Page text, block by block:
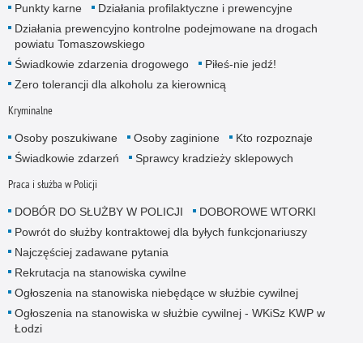
Punkty karne
Działania profilaktyczne i prewencyjne
Działania prewencyjno kontrolne podejmowane na drogach
powiatu Tomaszowskiego
Świadkowie zdarzenia drogowego
Piłeś-nie jedź!
Zero tolerancji dla alkoholu za kierownicą
Kryminalne
Osoby poszukiwane Osoby zaginione
Kto rozpoznaje
Świadkowie zdarzeń
Sprawcy kradzieży sklepowych
Praca i służba w Policji
DOBÓR DO SŁUŻBY W POLICJI
DOBOROWE WTORKI
Powrót do służby kontraktowej dla byłych funkcjonariuszy
Najczęściej zadawane pytania
Rekrutacja na stanowiska cywilne
Ogłoszenia na stanowiska niebędące w służbie cywilnej
Ogłoszenia na stanowiska w służbie cywilnej - WKiSz KWP w
Łodzi